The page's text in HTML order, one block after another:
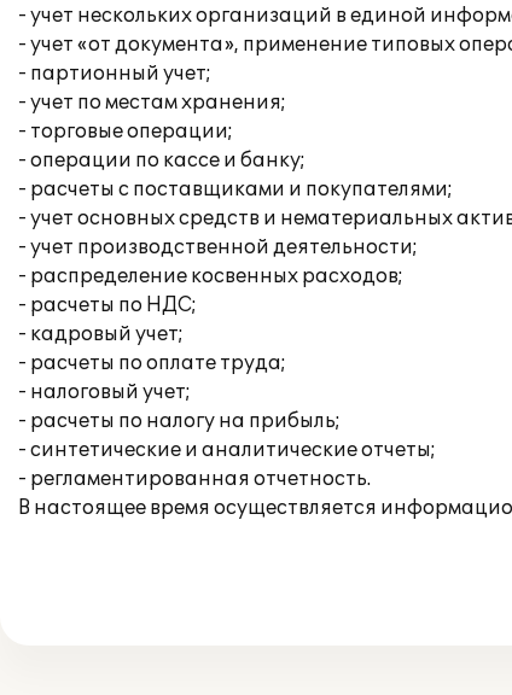
- учет нескольких организаций в единой
- учет «от документа», применение типовых
- партионный учет;
- учет по местам хранения;
- торговые операции;
- операции по кассе и банку;
- расчеты с поставщиками и покупателями;
- учет основных средств и нематериальных
- учет производственной деятельности;
- распределение косвенных расходов;
- расчеты по НДС;
- кадровый учет;
- расчеты по оплате труда;
- налоговый учет;
- расчеты по налогу на прибыль;
- синтетические и аналитические отчеты;
- регламентированная отчетность.
В настоящее время осуществляется